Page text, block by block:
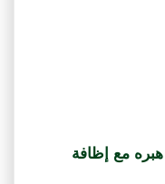
مع إظافة